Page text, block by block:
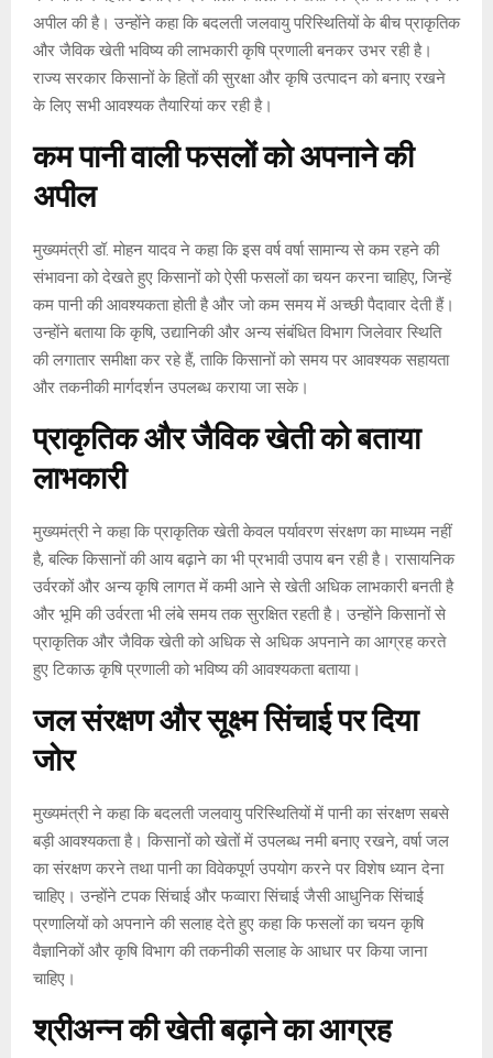
अपील की है। उन्होंने कहा कि बदलती जलवायु परिस्थितियों के बीच प्राकृतिक
और जैविक खेती भविष्य की लाभकारी कृषि प्रणाली बनकर उभर रही है।
राज्य सरकार किसानों के हितों की सुरक्षा और कृषि उत्पादन को बनाए रखने
के लिए सभी आवश्यक तैयारियां कर रही है।
कम पानी वाली फसलों को अपनाने की
अपील
मुख्यमंत्री डॉ. मोहन यादव ने कहा कि इस वर्ष वर्षा सामान्य से कम रहने की
संभावना को देखते हुए किसानों को ऐसी फसलों का चयन करना चाहिए, जिन्हें
कम पानी की आवश्यकता होती है और जो कम समय में अच्छी पैदावार देती हैं।
उन्होंने बताया कि कृषि, उद्यानिकी और अन्य संबंधित विभाग जिलेवार स्थिति
की लगातार समीक्षा कर रहे हैं, ताकि किसानों को समय पर आवश्यक सहायता
और तकनीकी मार्गदर्शन उपलब्ध कराया जा सके।
प्राकृतिक और जैविक खेती को बताया
लाभकारी
मुख्यमंत्री ने कहा कि प्राकृतिक खेती केवल पर्यावरण संरक्षण का माध्यम नहीं
है, बल्कि किसानों की आय बढ़ाने का भी प्रभावी उपाय बन रही है। रासायनिक
उर्वरकों और अन्य कृषि लागत में कमी आने से खेती अधिक लाभकारी बनती है
और भूमि की उर्वरता भी लंबे समय तक सुरक्षित रहती है। उन्होंने किसानों से
प्राकृतिक और जैविक खेती को अधिक से अधिक अपनाने का आग्रह करते
हुए टिकाऊ कृषि प्रणाली को भविष्य की आवश्यकता बताया।
जल संरक्षण और सूक्ष्म सिंचाई पर दिया
जोर
मुख्यमंत्री ने कहा कि बदलती जलवायु परिस्थितियों में पानी का संरक्षण सबसे
बड़ी आवश्यकता है। किसानों को खेतों में उपलब्ध नमी बनाए रखने, वर्षा जल
का संरक्षण करने तथा पानी का विवेकपूर्ण उपयोग करने पर विशेष ध्यान देना
चाहिए। उन्होंने टपक सिंचाई और फव्वारा सिंचाई जैसी आधुनिक सिंचाई
प्रणालियों को अपनाने की सलाह देते हुए कहा कि फसलों का चयन कृषि
वैज्ञानिकों और कृषि विभाग की तकनीकी सलाह के आधार पर किया जाना
चाहिए।
श्रीअन्न की खेती बढ़ाने का आग्रह